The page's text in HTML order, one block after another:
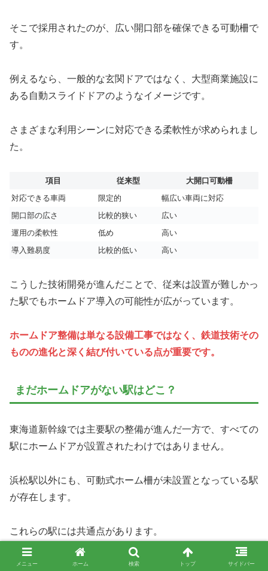
そこで採用されたのが、広い開口部を確保できる可動柵で
す。
例えるなら、一般的な玄関ドアではなく、大型商業施設に
ある自動スライドドアのようなイメージです。
さまざまな利用シーンに対応できる柔軟性が求められまし
た。
項目 従来型
大開口可動柵
対応できる車両
限定的
幅広い車両に対応
開口部の広さ
比較的狭い
広い
運用の柔軟性
低め
高い
導入難易度
比較的低い 高い
こうした技術開発が進んだことで、従来は設置が難しかっ
た駅でもホームドア導入の可能性が広がっています。
ホームドア整備は単なる設備工事ではなく、鉄道技術その
ものの進化と深く結び付いている点が重要です。
まだホームドアがない駅はどこ？
東海道新幹線では主要駅の整備が進んだ一方で、すべての
駅にホームドアが設置されたわけではありません。
浜松駅以外にも、可動式ホーム柵が未設置となっている駅
が存在します。
これらの駅には共通点があります。
それは、利用者数や停車列車の種類、駅構造などを総合的
メニュー ホーム 検索 トップ サイドバー